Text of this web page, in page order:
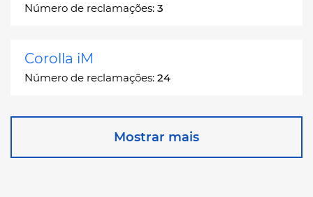
Número de reclamações: 3
Corolla iM
Número de reclamações: 24
Mostrar mais